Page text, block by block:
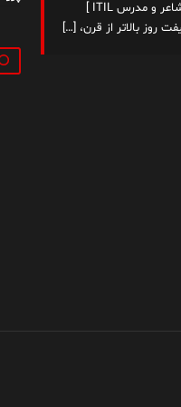
هادی احمدی (سروش): [ نویسنده، شاعر و مدرس ITIL ]
روز بالاتر از قرن، […]